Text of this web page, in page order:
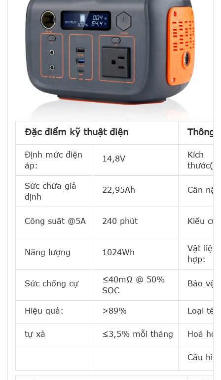
Đặc điểm kỹ thuật điện Thông
Định mức điện
áp:
14,8V
Kích
Sức chứa giả
định
22,95Ah Cân
Công suất @5A 240 phút Kiểu
Năng lượng 1024Wh
Vật liệu
hợp:
Sức chống cự
≤40mΩ @ 50%
SOC
Bảo vệ
Hiệu quả: >89% Loại tế
tự xả ≤3,5% mỗi tháng Hoá
Cấu